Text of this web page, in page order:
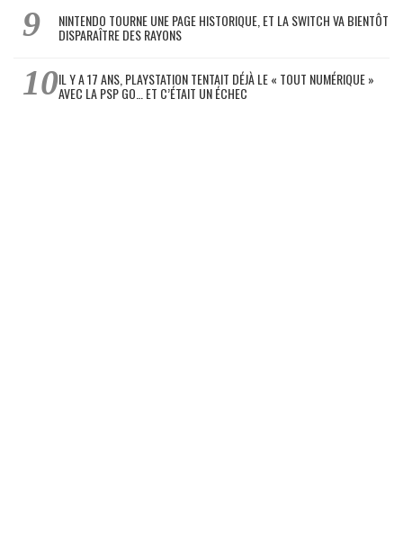
NINTENDO TOURNE UNE PAGE HISTORIQUE, ET LA SWITCH VA BIENTÔT
DISPARAÎTRE DES RAYONS
IL Y A 17 ANS, PLAYSTATION TENTAIT DÉJÀ LE « TOUT NUMÉRIQUE »
AVEC LA PSP GO… ET C’ÉTAIT UN ÉCHEC